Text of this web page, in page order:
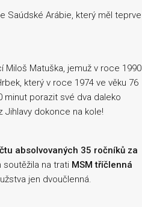
Saúdské Arábie, který měl teprve
Miloš Matuška, jemuž v roce 1990
který v roce 1974 ve věku 76
minut porazit své dva daleko
Jihlavy dokonce na kole!
absolvovaných 35 ročníků za
soutěžila na trati MSM tříčlenná
jen dvoučlenná.